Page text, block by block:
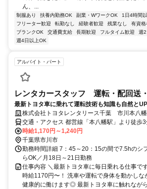
ん、...
制服あり 扶養内勤務OK 副業・WワークOK 1日4時間
フリーター歓迎
転勤なし 経験者歓迎 残業なし 有資格
ブランクOK
交通費支給 長期歓迎 フルタイム歓迎 週
週4日以上OK
アルバイト・パート
レンタカースタッフ 運転・配回送
最新トヨタ車に乗れて運転技術も知識も自然と
株式会社トヨタレンタリース千葉 市川本八
交通・アクセス 都営線「本八幡駅」より徒歩
成八幡駅」より徒歩6分
時給1,170円～1,240円
千葉県市川市
勤務時間詳細 7：45～20：15の間で7.5hのシ
らOK／月18日～21日勤務
仕事内容 ＼最新トヨタ車に毎日乗れる仕事で
時給1170円〜！ 洗車や運転で身体を動かしな
健康的に働けます◎ 最新トヨタ車に触れなが